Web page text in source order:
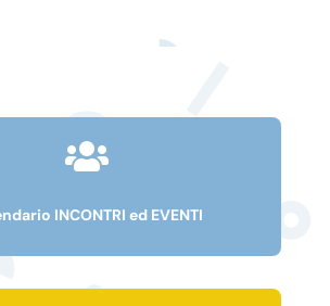

INCONTRI ed EVENTI